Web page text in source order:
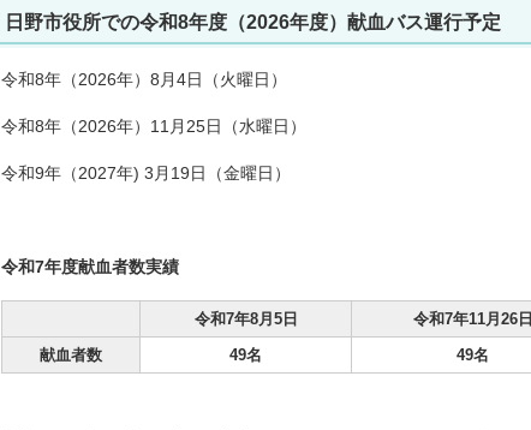
日野市役所での令和8年度（2026年度）献血バス運行予定
令和8年（2026年）8月4日（火曜日）
令和8年（2026年）11月25日（水曜日）
令和9年（2027年) 3月19日（金曜日）
令和7年度献血者数実績
令和7年8月5日 令和7年11月26日
献血者数
49名 49名